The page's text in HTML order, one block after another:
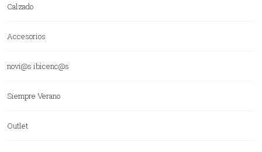
Calzado
Accesorios
novi@s ibicenc@s
Siempre Verano
Outlet